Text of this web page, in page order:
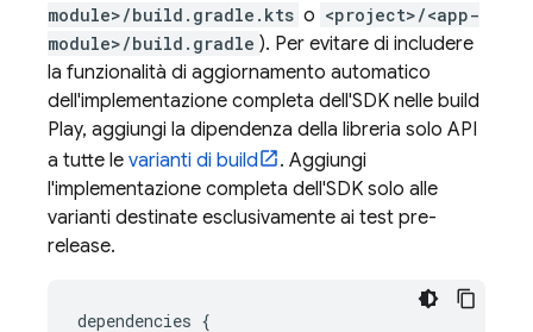
module>/build.gradle.kts o <project>/<app-
module>/build.gradle ). Per evitare di includere
la funzionalità di aggiornamento automatico
dell'implementazione completa dell'SDK nelle build
Play, aggiungi la dipendenza della libreria solo API
a tutte le varianti di build
. Aggiungi
l'implementazione completa dell'SDK solo alle
varianti destinate esclusivamente ai test pre-
release.
dependencies {